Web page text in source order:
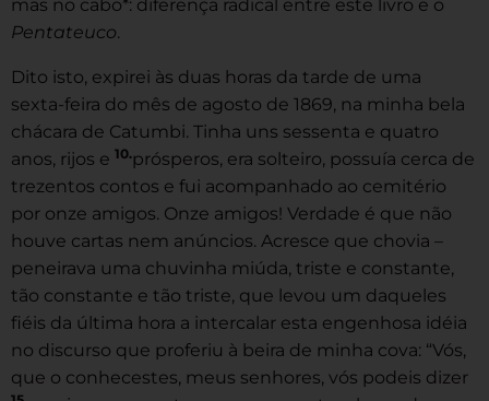
mas no cabo*: diferença radical entre este livro e o
Pentateuco.
Dito isto, expirei às duas horas da tarde de uma
sexta-feira do mês de agosto de 1869, na minha bela
chácara de Catumbi. Tinha uns sessenta e quatro
anos, rijos e 10.prósperos, era solteiro, possuía cerca de
trezentos contos e fui acompanhado ao cemitério
por onze amigos. Onze amigos! Verdade é que não
houve cartas nem anúncios. Acresce que chovia –
peneirava uma chuvinha miúda, triste e constante,
tão constante e tão triste, que levou um daqueles
fiéis da última hora a intercalar esta engenhosa idéia
no discurso que proferiu à beira de minha cova: “Vós,
que o conhecestes, meus senhores, vós podeis dizer